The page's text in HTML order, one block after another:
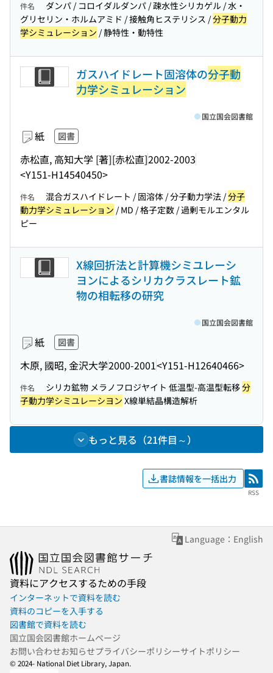
件名
ダンパ / コロイダルダンパ / 疎水性シリカゲル / 水・
グリセリン・ホルムアミド / 接触角ヒステリシス /分子動力
学シミュレーション / 静特性・動特性
ガスハイドレート固溶体の分子動
力学シミュレーション
紙 図書
赤松直, 高知大学 [著][赤松直]2002-2003
<Y151-H14540450>
国立国会図書館
件名 混合ガスハイドレート / 固溶体 / 分子動力学法 /分子
動力学シミュレーション / MD / 格子定数 / 過剰モルエンタル
ピー
X線回折法と計算機シミユレーシ
ヨンによるシリカクラスレート鉱
物の相転移の研究
紙 図書
木原, 國昭, 金沢大学2000-2001<Y151-H12640466>
国立国会図書館
件名 シリカ鉱物 メラノフロジヤイト 低温型-高温型転移分
子動力学シミユレーシヨン X線単結晶構造解析
もっと見る（21件目～）
書誌情報を一括出力 RSS
RSS
Language：English
資料にアクセスするための手段
インターネットで資料を読む
資料のコピーを入手する
図書館で資料を読む
国立国会図書館ホームページ
お問い合わせお知らせプライバシーポリシーサイトポリシー
© 2024- National Diet Library, Japan.